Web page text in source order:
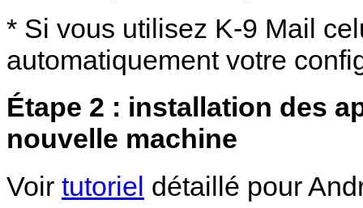
* Si vous utilisez K-9 Mail
automatiquement votre
Étape 2 : installation des
nouvelle machine
Voir tutoriel détaillé pour